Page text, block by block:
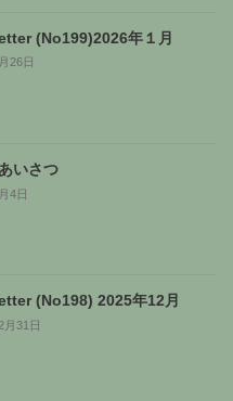
(No199)2026年１月
26日
いさつ
4日
(No198) 2025年12月
月31日